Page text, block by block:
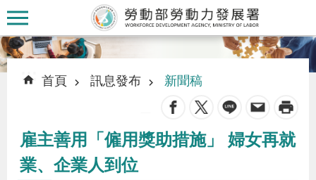
跳到主要內容區塊
認
識
:::
::: 首頁 訊息發布 新聞稿
雇主善用「僱用獎助措施」 婦女再就
業、企業人到位